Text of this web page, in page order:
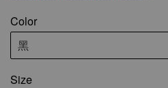
Color
Size